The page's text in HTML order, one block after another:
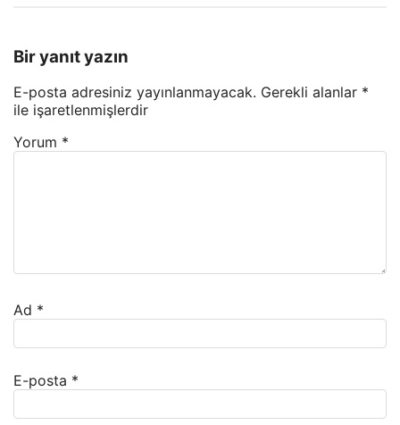
Bir yanıt yazın
E-posta adresiniz yayınlanmayacak. Gerekli alanlar *
ile işaretlenmişlerdir
Yorum *
Ad *
E-posta *